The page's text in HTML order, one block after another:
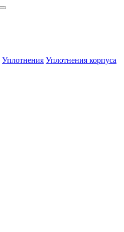
Уплотнения Уплотнения корпуса